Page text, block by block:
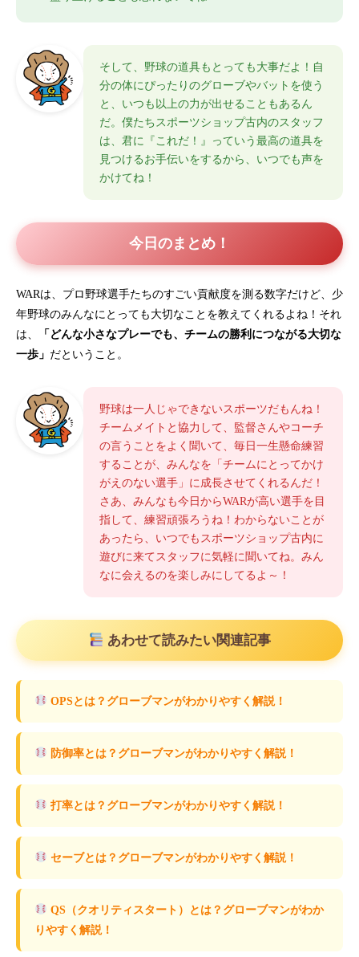
そして、野球の道具もとっても大事だよ！自
分の体にぴったりのグローブやバットを使う
と、いつも以上の力が出せることもあるん
だ。僕たちスポーツショップ古内のスタッフ
は、君に『これだ！』っていう最高の道具を
見つけるお手伝いをするから、いつでも声を
かけてね！
今日のまとめ！
WARは、プロ野球選手たちのすごい貢献度を測る数字だけど、少
年野球のみんなにとっても大切なことを教えてくれるよね！それ
は、
「どんな小さなプレーでも、チームの勝利につながる大切な
一歩」 だということ。
野球は一人じゃできないスポーツだもんね！
チームメイトと協力して、監督さんやコーチ
の言うことをよく聞いて、毎日一生懸命練習
することが、みんなを「チームにとってかけ
がえのない選手」に成長させてくれるんだ！
さあ、みんなも今日からWARが高い選手を目
指して、練習頑張ろうね！わからないことが
あったら、いつでもスポーツショップ古内に
遊びに来てスタッフに気軽に聞いてね。みん
なに会えるのを楽しみにしてるよ～！
あわせて読みたい関連記事
OPSとは？グローブマンがわかりやすく解説！
防御率とは？グローブマンがわかりやすく解説！
打率とは？グローブマンがわかりやすく解説！
セーブとは？グローブマンがわかりやすく解説！
QS（クオリティスタート）とは？グローブマンがわか
りやすく解説！